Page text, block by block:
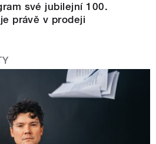
své jubilejní 100.
právě v prodeji